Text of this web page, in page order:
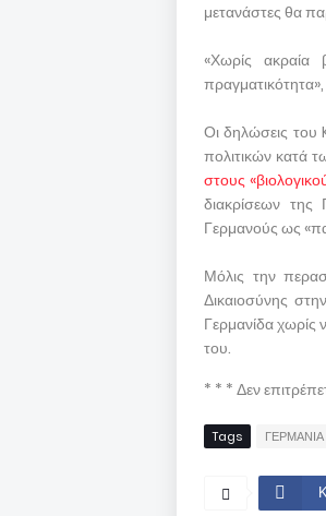
μετανάστες θα
«Χωρίς ακραία
πραγματικότητα»,
Οι δηλώσεις του
πολιτικών κατά
στους
διακρίσεων
Γερμανούς ως
Μόλις την
Δικαιοσύνης
Γερμανίδα χωρίς
του.
* * * Δεν
Tags ΓΕΡΜΑΝΙΑ